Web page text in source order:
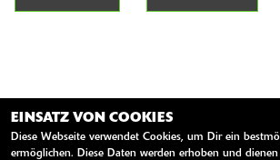
EINSATZ VON COOKIES
Diese Webseite verwendet Cookies, um Dir ein
ermöglichen. Diese Daten werden erhoben und